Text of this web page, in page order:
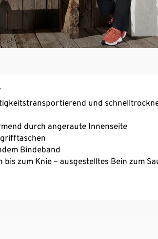
und
durch angeraute Innenseite
Bindeband
bis zum Knie – ausgestelltes Bein zum
mit der Faser Creora® – für